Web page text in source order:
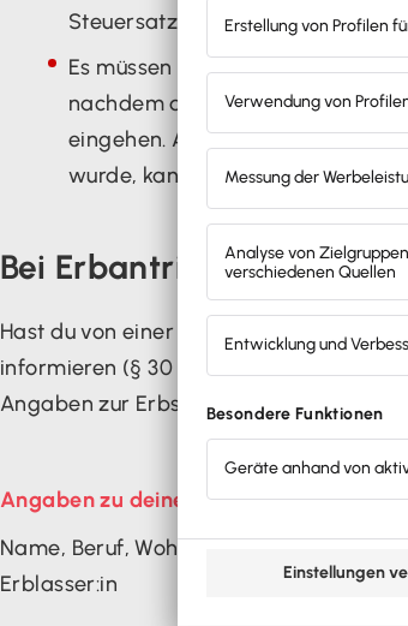
Steuersatz für die
Es müssen Fristen zur Anzeige
nachdem du vom Erbe erfahren
eingehen. Ausnahme: Wenn das
wurde, kann die Anzeige
Bei Erbantritt muss das
Hast du von einer Erbschaft erfahren,
informieren (§ 30 ErbStG). Die
Angaben zur Erbschaft mit, dann bist du
Angaben zu deiner Person
Name, Beruf, Wohnsitz,
Erblasser:in